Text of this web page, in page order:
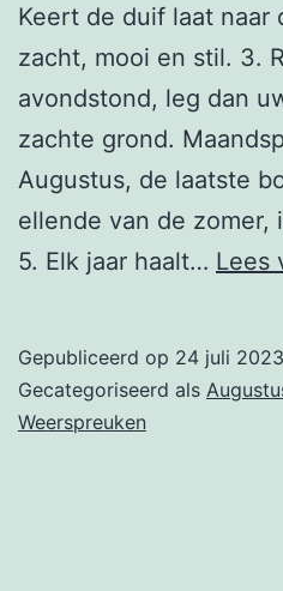
Keert de duif laat
zacht, mooi en stil. 3.
avondstond, leg dan
zachte grond.
Augustus, de laatste
ellende van de zomer,
5. Elk jaar haalt… Lees
Gepubliceerd op 24 juli 2023
Gecategoriseerd als
Weerspreuken